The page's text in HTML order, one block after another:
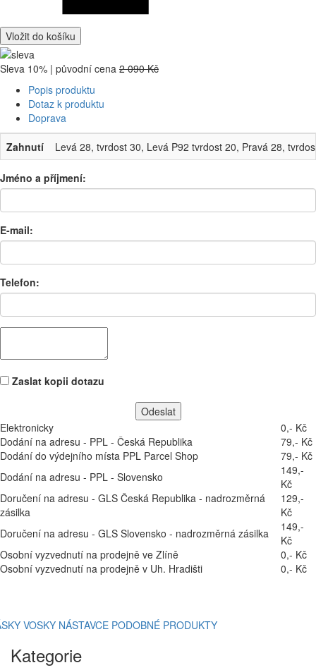
Vložit do košíku
Sleva 10% | původní cena 2 090 Kč
Popis produktu
Dotaz k produktu
Doprava
Zahnutí Levá 28, tvrdost 30, Levá P92 tvrdost 20, Pravá 28,
Jméno a příjmení:
E-mail:
Telefon:
Zaslat kopii dotazu
Elektronicky
0,- Kč
Dodání na adresu - PPL - Česká Republika
79,- Kč
Dodání do výdejního místa PPL Parcel Shop
79,- Kč
Dodání na adresu - PPL - Slovensko
149,-
Kč
Doručení na adresu - GLS Česká Republika - nadrozměrná
zásilka
129,-
Kč
Doručení na adresu - GLS Slovensko - nadrozměrná zásilka
149,-
Kč
Osobní vyzvednutí na prodejně ve Zlíně
0,- Kč
Osobní vyzvednutí na prodejně v Uh. Hradišti
0,- Kč
VOSKY NÁSTAVCE PODOBNÉ PRODUKTY
Kategorie